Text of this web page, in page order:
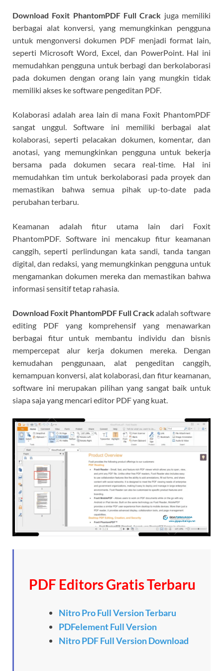
Download Foxit PhantomPDF Full Crack juga memiliki
berbagai alat konversi, yang memungkinkan pengguna
untuk mengonversi dokumen PDF menjadi format lain,
seperti Microsoft Word, Excel, dan PowerPoint. Hal ini
memudahkan pengguna untuk berbagi dan berkolaborasi
pada dokumen dengan orang lain yang mungkin tidak
memiliki akses ke software pengeditan PDF.
Kolaborasi adalah area lain di mana Foxit PhantomPDF
sangat unggul. Software ini memiliki berbagai alat
kolaborasi, seperti pelacakan dokumen, komentar, dan
anotasi, yang memungkinkan pengguna untuk bekerja
bersama pada dokumen secara real-time. Hal ini
memudahkan tim untuk berkolaborasi pada proyek dan
memastikan bahwa semua pihak up-to-date pada
perubahan terbaru.
Keamanan adalah fitur utama lain dari Foxit
PhantomPDF. Software ini mencakup fitur keamanan
canggih, seperti perlindungan kata sandi, tanda tangan
digital, dan redaksi, yang memungkinkan pengguna untuk
mengamankan dokumen mereka dan memastikan bahwa
informasi sensitif tetap rahasia.
Download Foxit PhantomPDF Full Crackadalah software
editing PDF yang komprehensif yang menawarkan
berbagai fitur untuk membantu individu dan bisnis
mempercepat alur kerja dokumen mereka. Dengan
kemudahan penggunaan, alat pengeditan canggih,
kemampuan konversi, alat kolaborasi, dan fitur keamanan,
software ini merupakan pilihan yang sangat baik untuk
siapa saja yang mencari editor PDF yang kuat.
PDF Editors Gratis Terbaru
Nitro Pro Full Version Terbaru
PDFelement Full Version
Nitro PDF Full Version Download